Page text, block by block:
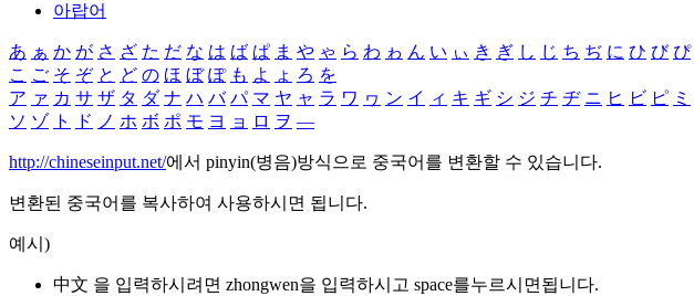
아랍어
あ ぁ か が さ ざ た だ な は ば ぱ ま や ゃ ら わ ゎ ん い ぃ き ぎ し じ ち ぢ に ひ び ぴ
こ ご そ ぞ と ど の ほ ぼ ぽ も よ ょ ろ を
ア ァ カ サ ザ タ ダ ナ ハ バ パ マ ヤ ャ ラ ワ ヮ ン イ ィ キ ギ シ ジ チ ヂ ニ ヒ ビ ピ ミ
ソ ゾ ト ド ノ ホ ボ ポ モ ヨ ョ ロ ヲ ―
http://chineseinput.net/에서 pinyin(병음)방식으로 중국어를 변환할 수 있습니다.
변환된 중국어를 복사하여 사용하시면 됩니다.
예시)
中文 을 입력하시려면 zhongwen을 입력하시고 space를누르시면됩니다.